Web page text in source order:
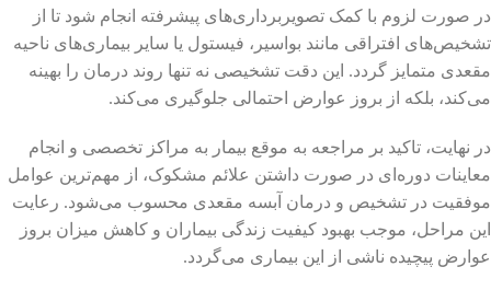
در صورت لزوم با کمک تصویربرداری‌های پیشرفته انجام شود تا از
تشخیص‌های افتراقی مانند بواسیر، فیستول یا سایر بیماری‌های ناحیه
مقعدی متمایز گردد. این دقت تشخیصی نه تنها روند درمان را بهینه
می‌کند، بلکه از بروز عوارض احتمالی جلوگیری می‌کند.
در نهایت، تاکید بر مراجعه به موقع بیمار به مراکز تخصصی و انجام
معاینات دوره‌ای در صورت داشتن علائم مشکوک، از مهم‌ترین عوامل
موفقیت در تشخیص و درمان آبسه مقعدی محسوب می‌شود. رعایت
این مراحل، موجب بهبود کیفیت زندگی بیماران و کاهش میزان بروز
عوارض پیچیده ناشی از این بیماری می‌گردد.